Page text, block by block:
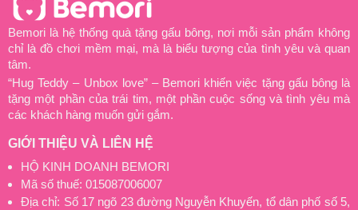
Bemori là hệ thống quà tặng gấu bông, nơi mỗi sản phẩm không
chỉ là đồ chơi mềm mại, mà là biểu tượng của tình yêu và quan
tâm.
“Hug Teddy – Unbox love” – Bemori khiến việc tặng gấu bông là
tặng một phần của trái tim, một phần cuộc sống và tình yêu mà
các khách hàng muốn gửi gắm.
GIỚI THIỆU VÀ LIÊN HỆ
HỘ KINH DOANH BEMORI
Mã số thuế: 015087006007
Địa chỉ: Số 17 ngõ 23 đường Nguyễn Khuyến, tổ dân phố số 5,